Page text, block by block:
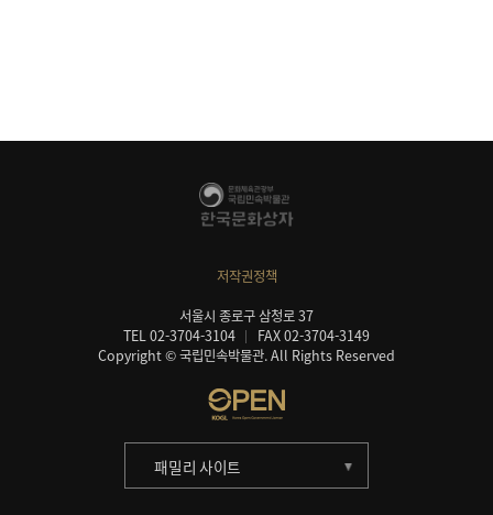
저작권정책
서울시 종로구 삼청로 37
TEL 02-3704-3104
FAX 02-3704-3149
Copyright © 국립민속박물관. All Rights Reserved
패밀리 사이트